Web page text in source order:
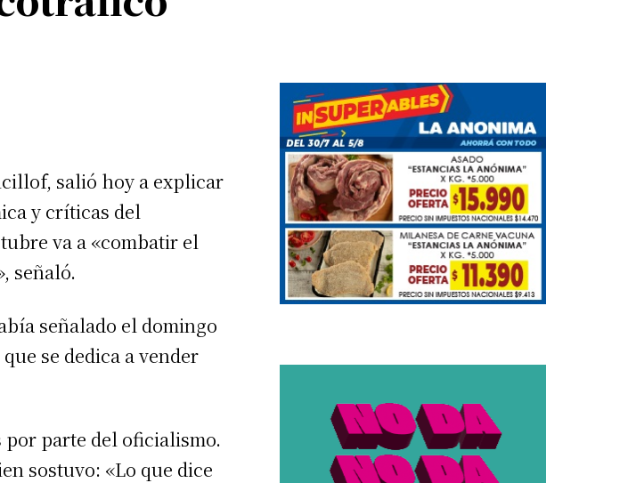
salió hoy a explicar
y críticas del
va a «combatir el
señaló.
señalado el domingo
se dedica a vender
por parte del oficialismo.
sostuvo: «Lo que dice